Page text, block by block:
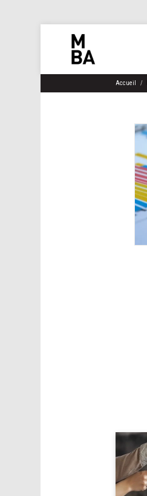
Accueil